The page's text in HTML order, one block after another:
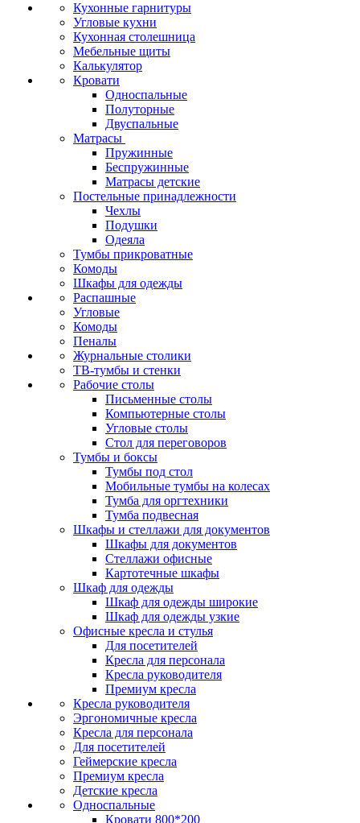
Кухонные гарнитуры
Угловые кухни
Кухонная столешница
Мебельные щиты
Калькулятор
Кровати
Односпальные
Полуторные
Двуспальные
Матрасы
Пружинные
Беспружинные
Матрасы детские
Постельные принадлежности
Чехлы
Подушки
Одеяла
Тумбы прикроватные
Комоды
Шкафы для одежды
Распашные
Угловые
Комоды
Пеналы
Журнальные столики
ТВ‑тумбы и стенки
Рабочие столы
Письменные столы
Компьютерные столы
Угловые столы
Стол для переговоров
Тумбы и боксы
Тумбы под стол
Мобильные тумбы на колесах
Тумба для оргтехники
Тумба подвесная
Шкафы и стеллажи для документов
Шкафы для документов
Стеллажи офисные
Картотечные шкафы
Шкаф для одежды
Шкаф для одежды широкие
Шкаф для одежды узкие
Офисные кресла и стулья
Для посетителей
Кресла для персонала
Кресла руководителя
Премиум кресла
Кресла руководителя
Эргономичные кресла
Кресла для персонала
Для посетителей
Геймерские кресла
Премиум кресла
Детские кресла
Односпальные
Кровати 800*200